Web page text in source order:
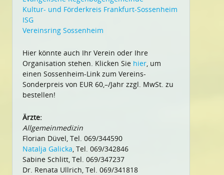
Kultur- und Förderkreis Frankfurt-Sossenheim
ISG
Vereinsring Sossenheim
Hier könnte auch Ihr Verein oder Ihre
Organisation stehen. Klicken Sie hier , um
einen Sossenheim-Link zum Vereins-
Sonderpreis von EUR 60,–/Jahr zzgl. MwSt. zu
bestellen!
Ärzte:
Allgemeinmedizin
Florian Düvel, Tel. 069/344590
Natalja Galicka , Tel. 069/342846
Sabine Schlitt, Tel. 069/347237
Dr. Renata Ullrich, Tel. 069/341818